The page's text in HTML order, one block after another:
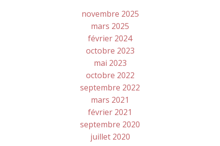
novembre 2025
mars 2025
février 2024
octobre 2023
mai 2023
octobre 2022
septembre 2022
mars 2021
février 2021
septembre 2020
juillet 2020